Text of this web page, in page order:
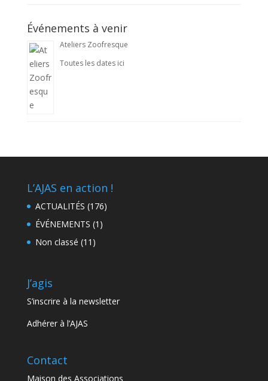
Événements à venir
Ateliers Zoofresque
Toutes les dates ici
L’AJAS en action !
ACTUALITÉS (176)
ÉVÉNEMENTS (1)
Non classé (11)
J’agis
S’inscrire à la newsletter
Adhérer à l’AJAS
Contact
Maison des Associations